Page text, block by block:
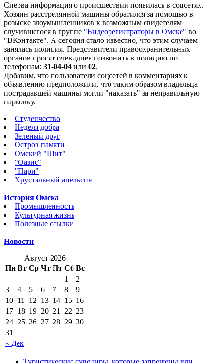
Сперва информация о происшествии появилась в соцсетях.
Хозяин расстрелянной машины обратился за помощью в
розыске злоумышленников к возможным свидетелям
случившегося в группе "Видеорегистраторы в Омске" во
"ВКонтакте". А сегодня стало известно, что этим случаем
занялась полиция. Представители правоохранительных
органов просят очевидцев позвонить в полицию по
телефонам: 31-04-04 или 02.
Добавим, что пользователи соцсетей в комментариях к
объявлению предположили, что таким образом владельца
пострадавшей машины могли "наказать" за неправильную
парковку.
Студенчество
Неделя добра
Зеленый друг
Остров памяти
Омский "Щит"
"Оазис"
"Пари"
Хрустальный апельсин
История Омска
Промышленность
Культурная жизнь
Полезные ссылки
Новости
Август 2026
Пн Вт Ср Чт Пт Сб Вс
« Дек
1
2
3
4 5 6 7 8
9
10 11 12 13 14 15 16
17 18 19 20 21 22 23
24 25 26 27 28 29 30
31
Туристические сувениры, которые запрещены или